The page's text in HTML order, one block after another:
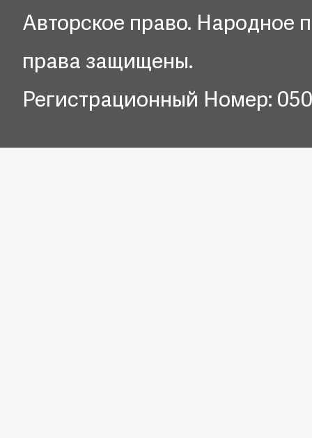
Авторское право. Народное
права защищены.
Регистрационный Номер: